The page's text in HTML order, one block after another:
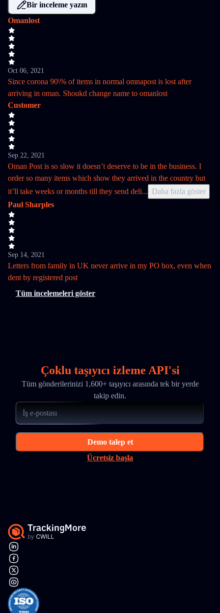
Bir inceleme yazın
Omanlost
Oct 06, 2021
Since corona 90\% of items in normal omnapost is lost after
arriving in oman. Shoukd change name to omanlost
Customer
Sep 22, 2021
Oman Post is so slow it doesn’t deserve to be in the business. I
order so many items which show they arrived in the country but
it’ll take weeks or months till they send deli... Daha fazla göster
Paul Sharples
Sep 14, 2021
Letters from family in UK never arrive in my PO box, even when
dent by registered post
Tüm incelemeleri göster
Çoklu taşıyıcı izleme API'si
Tüm gönderilerinizi 1,600+ taşıyıcı arasında tek bir yerde
takip edin.
Demo talep et
Ücretsiz başla